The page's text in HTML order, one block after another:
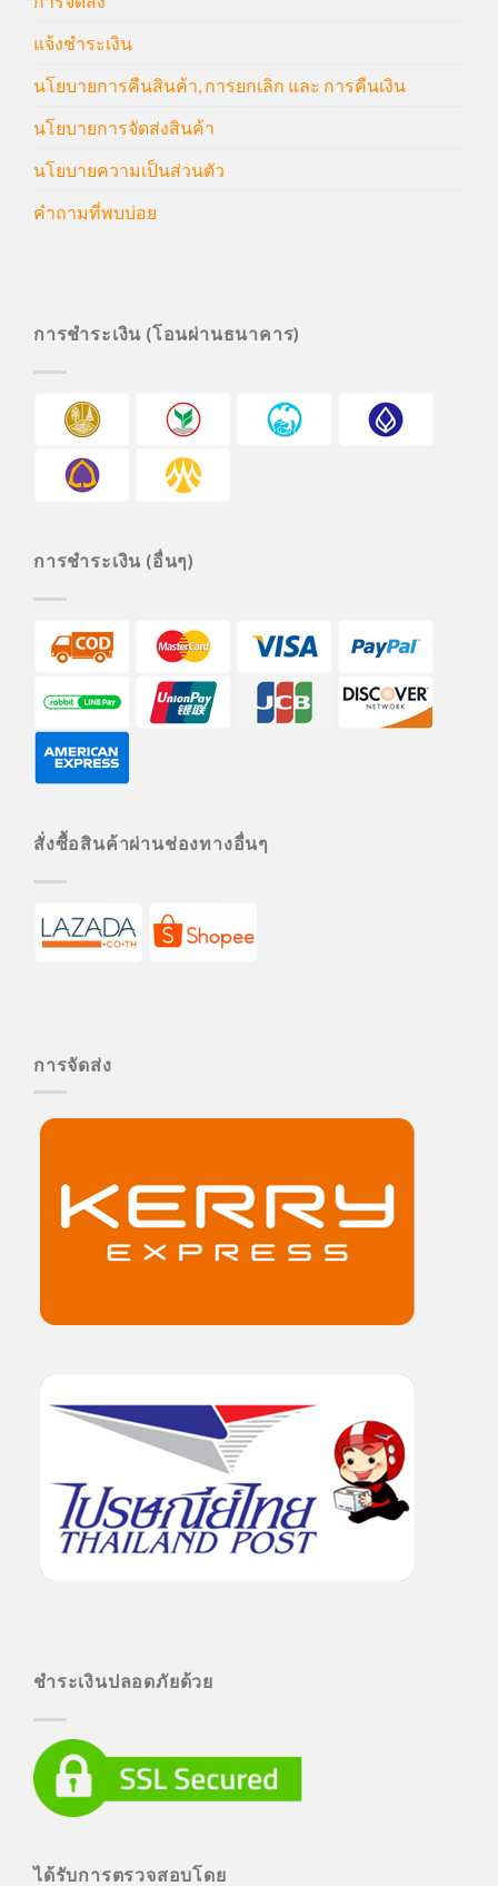
แจ้งชำระเงิน
นโยบายการคืนสินค้า, การยกเลิก และ การคืนเงิน
นโยบายการจัดส่งสินค้า
นโยบายความเป็นส่วนตัว
คำถามที่พบบ่อย
การชำระเงิน (โอนผ่านธนาคาร)
การชำระเงิน (อื่นๆ)
สั่งซื้อสินค้าผ่านช่องทางอื่นๆ
การจัดส่ง
ชำระเงินปลอดภัยด้วย
ได้รับการตรวจสอบโดย